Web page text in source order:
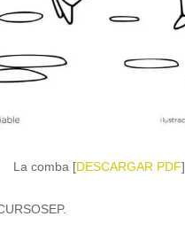
La comba [DESCARGAR PDF]